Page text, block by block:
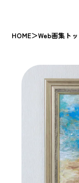
HOME＞Web画集ト